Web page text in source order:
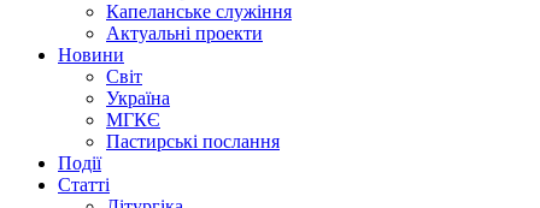
Капеланське служіння
Актуальні проекти
Новини
Світ
Україна
МГКЄ
Пастирські послання
Події
Статті